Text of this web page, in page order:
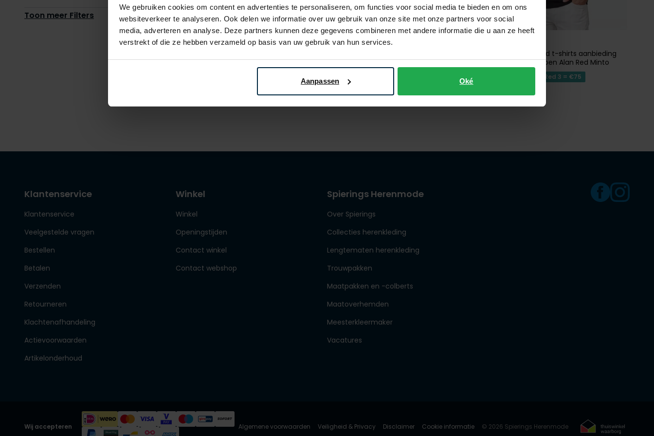
We gebruiken cookies om content en advertenties te personaliseren, om functies voor social media te bieden en om ons
websiteverkeer te analyseren. Ook delen we informatie over uw gebruik van onze site met onze partners voor social
media, adverteren en analyse. Deze partners kunnen deze gegevens combineren met andere informatie die u aan ze heeft
verstrekt of die ze hebben verzameld op basis van uw gebruik van hun services.
Aanpassen Oké
Toon meer Filters
Alan Red Alan Red
€ 29,95
tanktop Alan Red t-shirts aanbieding
zwart effen katoen Alan Red Minto
tanktop zwart
Alan Red 3 = €75
Klantenservice
Klantenservice
Veelgestelde vragen
Bestellen
Betalen
Verzenden
Retourneren
Klachtenafhandeling
Actievoorwaarden
Artikelonderhoud
Winkel
Winkel
Openingstijden
Contact winkel
Contact webshop
Spierings Herenmode
Over Spierings
Collecties herenkleding
Lengtematen herenkleding
Trouwpakken
Maatpakken en -colberts
Maatoverhemden
Meesterkleermaker
Vacatures
Wij accepteren Algemene voorwaarden Veiligheid & Privacy Disclaimer Cookie informatie © 2026 Spierings Herenmode